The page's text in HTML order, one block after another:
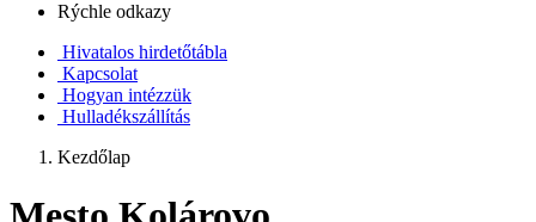
Rýchle odkazy
Hivatalos hirdetőtábla
Kapcsolat
Hogyan intézzük
Hulladékszállítás
Kezdőlap